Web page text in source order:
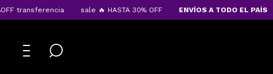
transferencia sale 🔥 HASTA 30% OFF ENVÍOS A TODO EL PAÍS